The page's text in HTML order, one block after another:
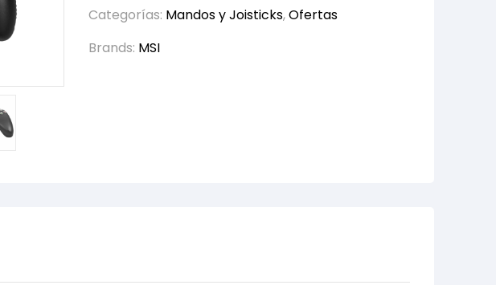
Categorías: Mandos y Joisticks,Ofertas
Brands: MSI